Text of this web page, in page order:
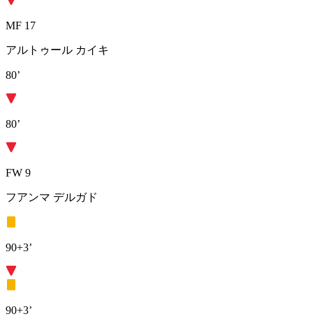
MF 17
アルトゥール カイキ
80’
80’
FW 9
フアンマ デルガド
90+3’
90+3’